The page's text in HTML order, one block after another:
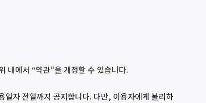
내에서 “약관”을 개정할 수 있습니다.
자 전일까지 공지합니다. 다만, 이용자에게 불리하